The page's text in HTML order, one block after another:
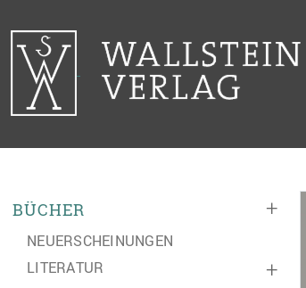
+
BÜCHER
NEUERSCHEINUNGEN
+
LITERATUR